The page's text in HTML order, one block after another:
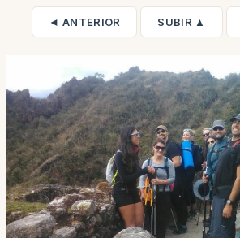
◄ ANTERIOR SUBIR ▲